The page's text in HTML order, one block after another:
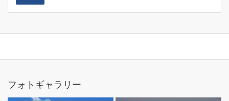
フォトギャラリー